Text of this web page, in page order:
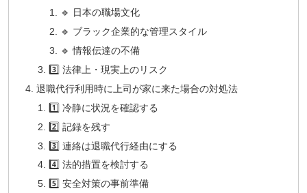
🔹 日本の職場文化
🔹 ブラック企業的な管理スタイル
🔹 情報伝達の不備
3️⃣ 法律上・現実上のリスク
退職代行利用時に上司が家に来た場合の対処法
1️⃣ 冷静に状況を確認する
2️⃣ 記録を残す
3️⃣ 連絡は退職代行経由にする
4️⃣ 法的措置を検討する
5️⃣ 安全対策の事前準備